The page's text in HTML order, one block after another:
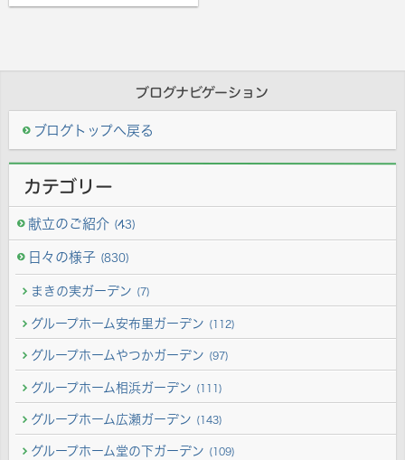
ブログナビゲーション
ブログトップへ戻る
カテゴリー
献立のご紹介 (43)
日々の様子 (830)
まきの実ガーデン (7)
グループホーム安布里ガーデン (112)
グループホームやつかガーデン (97)
グループホーム相浜ガーデン (111)
グループホーム広瀬ガーデン (143)
グループホーム堂の下ガーデン (109)